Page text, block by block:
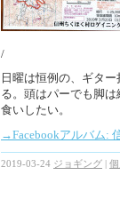
/
日曜は恒例の、ギタ
る。頭はパーでも脚
食いしたい。
→Facebookアルバム:
2019-03-24 ジョギング |